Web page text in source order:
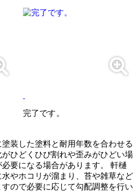
完了です。
装した塗料と耐用年数を合わせる
ひどくひび割れや歪みがひどい場
要になる場合があります。 軒樋
やホコリが溜まり、苔や雑草など
ので必要に応じて勾配調整を行い